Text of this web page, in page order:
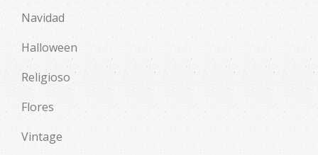
Navidad
Halloween
Religioso
Flores
Vintage